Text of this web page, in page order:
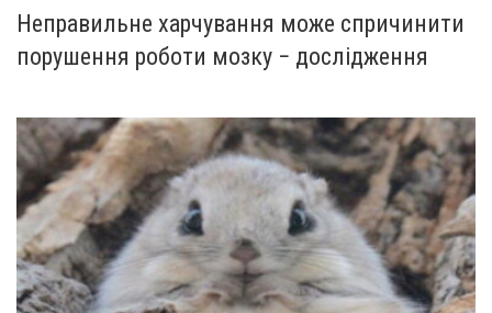
Неправильне харчування може спричинити
порушення роботи мозку − дослідження